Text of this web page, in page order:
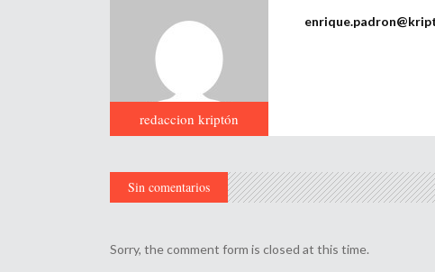
redaccion kriptón
Sin comentarios
Sorry, the comment form is closed at this time.